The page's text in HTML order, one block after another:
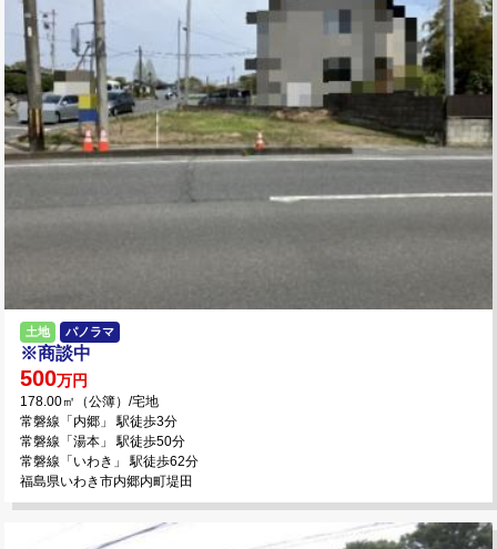
土地 パノラマ
※商談中
500万円
178.00㎡（公簿）/宅地
常磐線「内郷」 駅徒歩3分
常磐線「湯本」 駅徒歩50分
常磐線「いわき」 駅徒歩62分
福島県いわき市内郷内町堤田